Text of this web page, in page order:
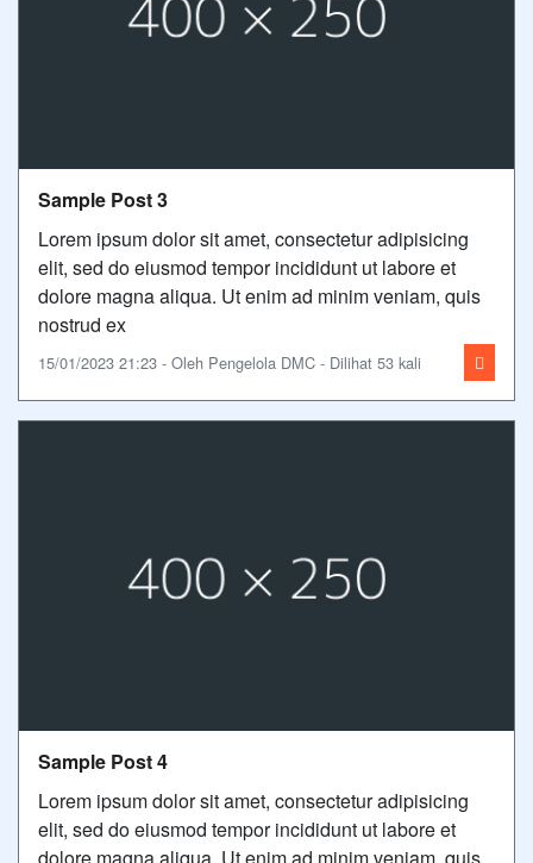
Sample Post 3
Lorem ipsum dolor sit amet, consectetur adipisicing
elit, sed do eiusmod tempor incididunt ut labore et
dolore magna aliqua. Ut enim ad minim veniam, quis
nostrud ex
15/01/2023 21:23 - Oleh Pengelola DMC - Dilihat 53 kali
Sample Post 4
Lorem ipsum dolor sit amet, consectetur adipisicing
elit, sed do eiusmod tempor incididunt ut labore et